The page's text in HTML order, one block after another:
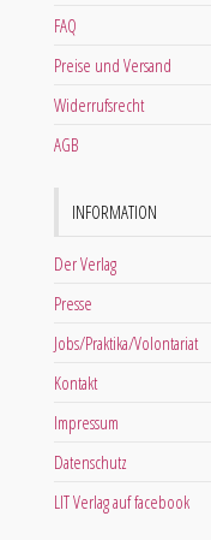
FAQ
Preise und Versand
Widerrufsrecht
AGB
INFORMATION
Der Verlag
Presse
Jobs/Praktika/Volontariat
Kontakt
Impressum
Datenschutz
LIT Verlag auf facebook